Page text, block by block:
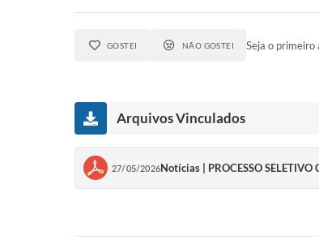
GOSTEI NÃO GOSTEI Seja o
Arquivos Vinculados
27/05/2026Notícias | PROCESSO